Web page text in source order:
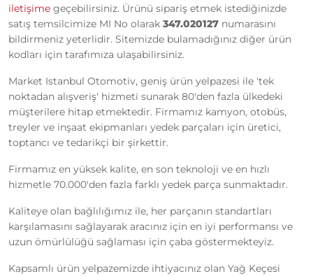
iletişime geçebilirsiniz. Ürünü sipariş etmek istediğinizde
satış temsilcimize MI No olarak 347.020127 numarasını
bildirmeniz yeterlidir. Sitemizde bulamadığınız diğer ürün
kodları için tarafımıza ulaşabilirsiniz.
Market Istanbul Otomotiv, geniş ürün yelpazesi ile 'tek
noktadan alışveriş' hizmeti sunarak 80'den fazla ülkedeki
müşterilere hitap etmektedir. Firmamız kamyon, otobüs,
treyler ve inşaat ekipmanları yedek parçaları için üretici,
toptancı ve tedarikçi bir şirkettir.
Firmamız en yüksek kalite, en son teknoloji ve en hızlı
hizmetle 70.000'den fazla farklı yedek parça sunmaktadır.
Kaliteye olan bağlılığımız ile, her parçanın standartları
karşılamasını sağlayarak aracınız için en iyi performansı ve
uzun ömürlülüğü sağlaması için çaba göstermekteyiz.
Kapsamlı ürün yelpazemizde ihtiyacınız olan Yağ Keçesi